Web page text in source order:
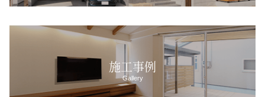
施工事例
Gallery